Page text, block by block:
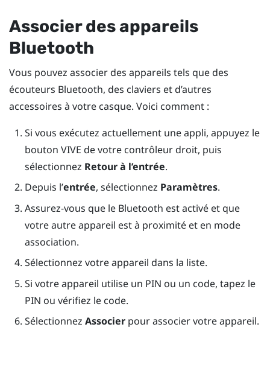
Associer des appareils
Bluetooth
Vous pouvez associer des appareils tels que des
écouteurs Bluetooth, des claviers et d’autres
accessoires à votre casque. Voici comment :
Si vous exécutez actuellement une appli, appuyez le
bouton VIVE de votre contrôleur droit, puis
sélectionnez Retour à l’entrée.
Depuis l’entrée, sélectionnez Paramètres.
Assurez-vous que le Bluetooth est activé et que
votre autre appareil est à proximité et en mode
association.
Sélectionnez votre appareil dans la liste.
Si votre appareil utilise un PIN ou un code, tapez le
PIN ou vérifiez le code.
Sélectionnez Associerpour associer votre appareil.